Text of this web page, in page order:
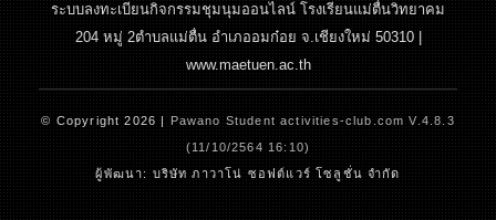
ระบบลงทะเบียนกิจกรรมชุมนุมออนไลน์ โรงเรียนแม่ตื่นวิทยาคม
204 หมู่ 2ตำบลแม่ตื่น อำเภออมก๋อย จ.เชียงใหม่ 50310 |
www.maetuen.ac.th
© Copyright 2026 |Pawano Student activities-club.com V.4.8.3
(11/10/2564 16:10)
ผู้พัฒนา: บริษัท ภาวาโน่ ซอฟต์แวร์ โซลูชั่น จำกัด